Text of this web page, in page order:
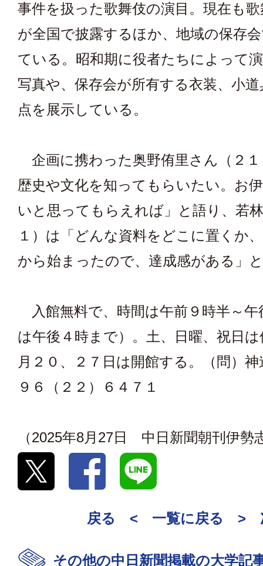
事件を扱った歌舞伎の演目。現在も
が全国で披露するほか、地域の保存
ている。昭和期に役者たちによって
写真や、保存会が所有する衣装、小
点を展示している。
企画に携わった奥野侑里さん（２
歴史や文化を知ってもらいたい。お
いと思ってもらえれば」と語り、若
１）は「どんな資料をどこに置くか
から始まったので、達成感がある」
入館無料で、時間は午前９時半～午
は午後４時まで）。土、日曜、祝日
月２０、２７日は開館する。（問）
９６（２２）６４７１
（2025年8月27日 中日新聞朝刊伊勢
戻る < 一覧に戻る >
その他の中日新聞掲載の大学記